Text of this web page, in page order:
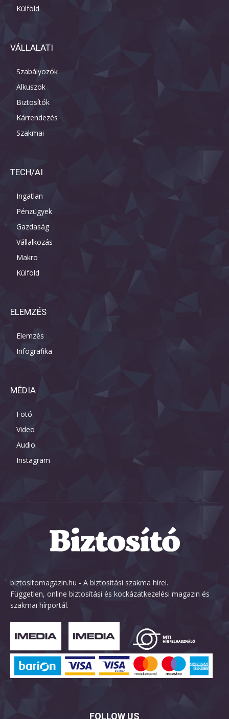
Külföld
VÁLLALATI
Szabályozók
Alkuszok
Biztosítók
Kárrendezés
Szakmai
TECH/AI
Ingatlan
Pénzügyek
Gazdaság
Vállalkozás
Makro
Külföld
ELEMZÉS
Elemzés
Infografika
MÉDIA
Fotó
Video
Audio
Instagram
biztositomagazin.hu - A biztosítási szakma hírei.
Független, online biztosítási és kockázatkezelési magazin és
szakmai hírportál.
FOLLOW US